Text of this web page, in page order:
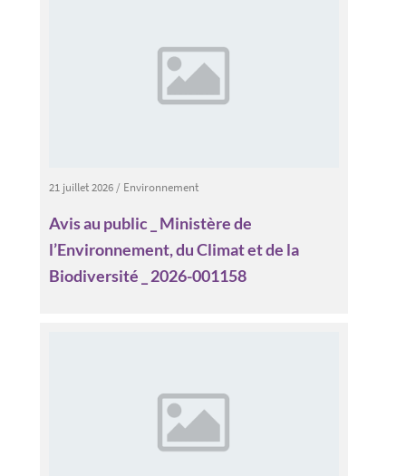
21 juillet 2026/ Environnement
Avis au public _ Ministère de
l’Environnement, du Climat et de la
Biodiversité _ 2026-001158